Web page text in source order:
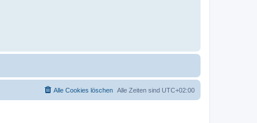
Alle Zeiten sind UTC+02:00
Alle Cookies löschen